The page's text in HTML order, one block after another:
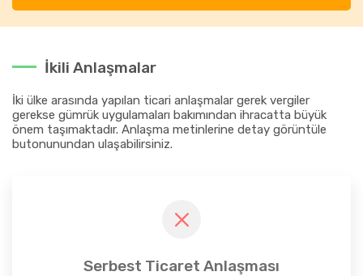
İkili Anlaşmalar
İki ülke arasında yapılan ticari anlaşmalar gerek vergiler
gerekse gümrük uygulamaları bakımından ihracatta büyük
önem taşımaktadır. Anlaşma metinlerine detay görüntüle
butonunundan ulaşabilirsiniz.
Serbest Ticaret Anlaşması